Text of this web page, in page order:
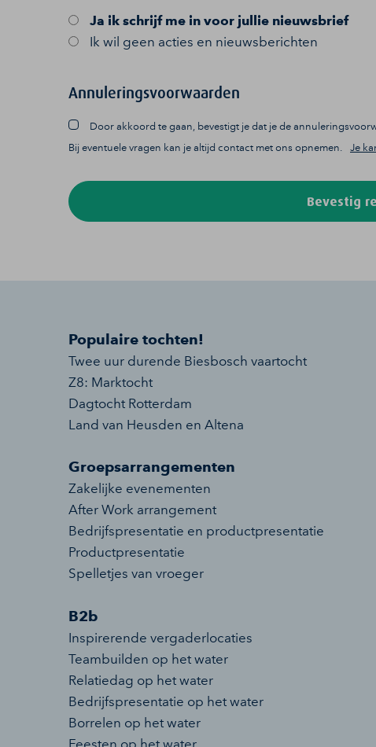
Ja ik schrijf me in voor jullie nieuwsbrief
Ik wil geen acties en nieuwsberichten
Annuleringsvoorwaarden
Door akkoord te gaan, bevestigt je dat je de
Bij eventuele vragen kan je altijd contact met ons opnemen.
Je
Bevestig
Populaire tochten!
Twee uur durende Biesbosch vaartocht
Z8: Marktocht
Dagtocht Rotterdam
Land van Heusden en Altena
Groepsarrangementen
Zakelijke evenementen
After Work arrangement
Bedrijfspresentatie en productpresentatie
Productpresentatie
Spelletjes van vroeger
B2b
Inspirerende vergaderlocaties
Teambuilden op het water
Relatiedag op het water
Bedrijfspresentatie op het water
Borrelen op het water
Feesten op het water